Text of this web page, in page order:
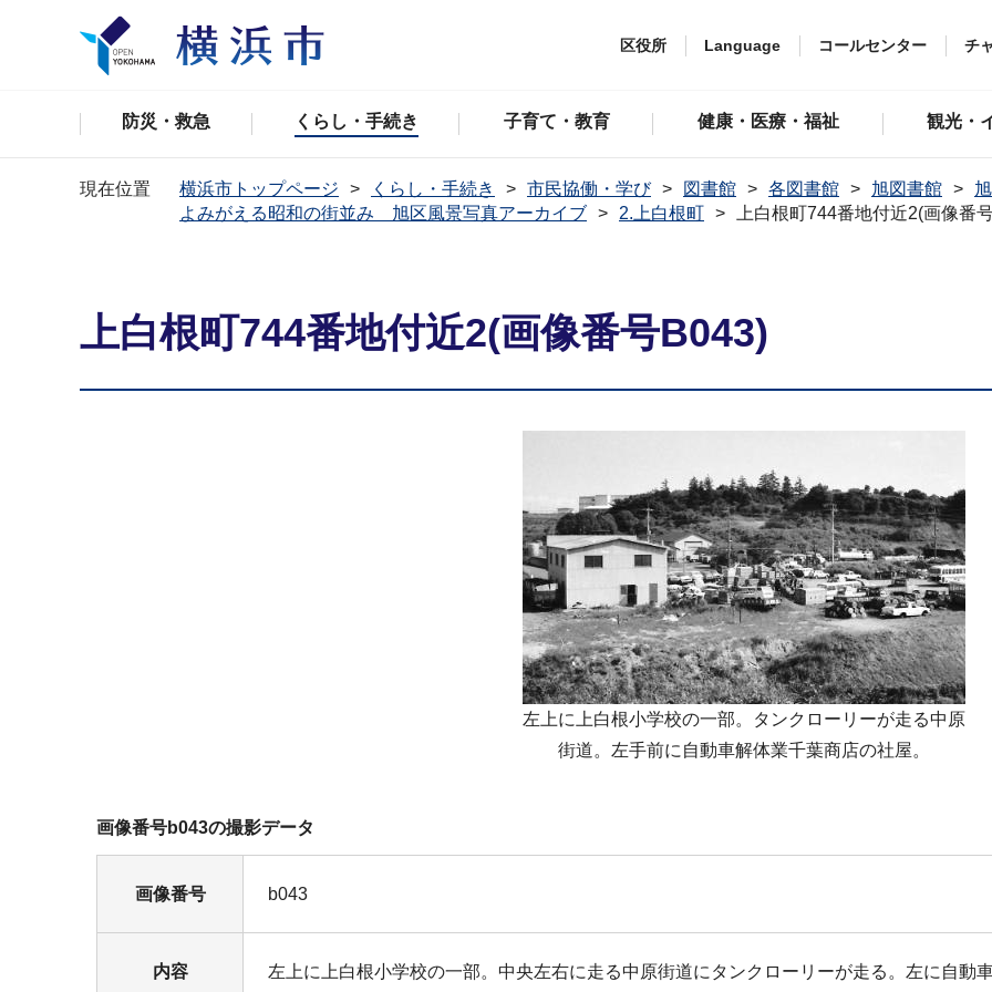
区役所 Language コールセンター チ
防災・救急 くらし・手続き 子育て・教育 健康・医療・福祉 観光・
現在位置 横浜市トップページ くらし・手続き 市民協働・学び 図書館 各図書館 旭図書館
よみがえる昭和の街並み 旭区風景写真アーカイブ
2.上白根町 上白根町744番地付近2(画像番
上白根町744番地付近2(画像番号B043)
左上に上白根小学校の一部。タンクローリーが走る中原
街道。左手前に自動車解体業千葉商店の社屋。
画像番号b043の撮影データ
画像番号 b043
内容 左上に上白根小学校の一部。中央左右に走る中原街道にタンクローリーが走る。左に自動